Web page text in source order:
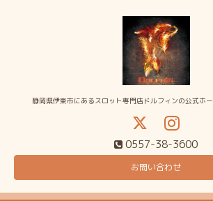
静岡県伊東市にあるスロット専門店ドルフィンの公式ホ
0557-38-3600
お問い合わせ